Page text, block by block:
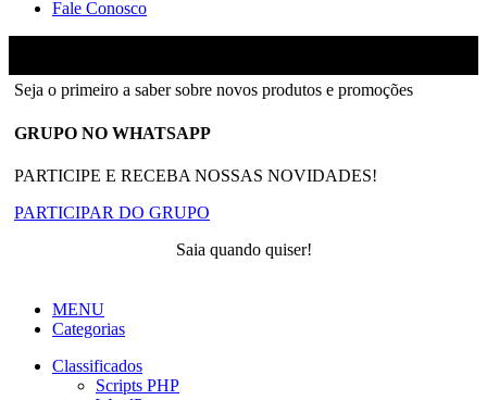
Fale Conosco
Seja o primeiro a saber sobre novos produtos e promoções
GRUPO NO WHATSAPP
PARTICIPE E RECEBA NOSSAS NOVIDADES!
PARTICIPAR DO GRUPO
Saia quando quiser!
MENU
Categorias
Classificados
Scripts PHP